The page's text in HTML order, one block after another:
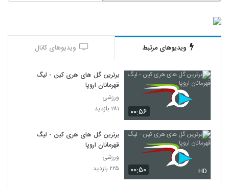
ویدیوهای مرتبط ویدیوهای کانال
۰۰:۵۶
برترین گل های هری کین - لیگ
قهرمانان اروپا
ورزشی
۲۸۱ بازدید
۰۰:۵۰ HD
برترین گل های هری کین - لیگ
قهرمانان اروپا
ورزشی
۲۲۵ بازدید